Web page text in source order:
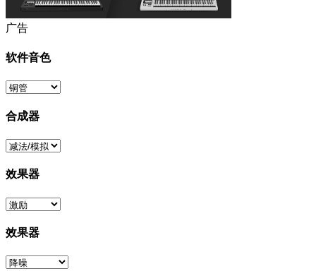
广告
软件音色
合成器
效果器
效果器